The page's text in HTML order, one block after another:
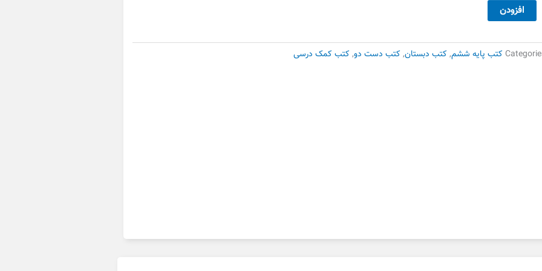
تابستان
افزودن
کتب پایه ششم, کتب دبستان, کتب دست دو, کتب کمک درسی